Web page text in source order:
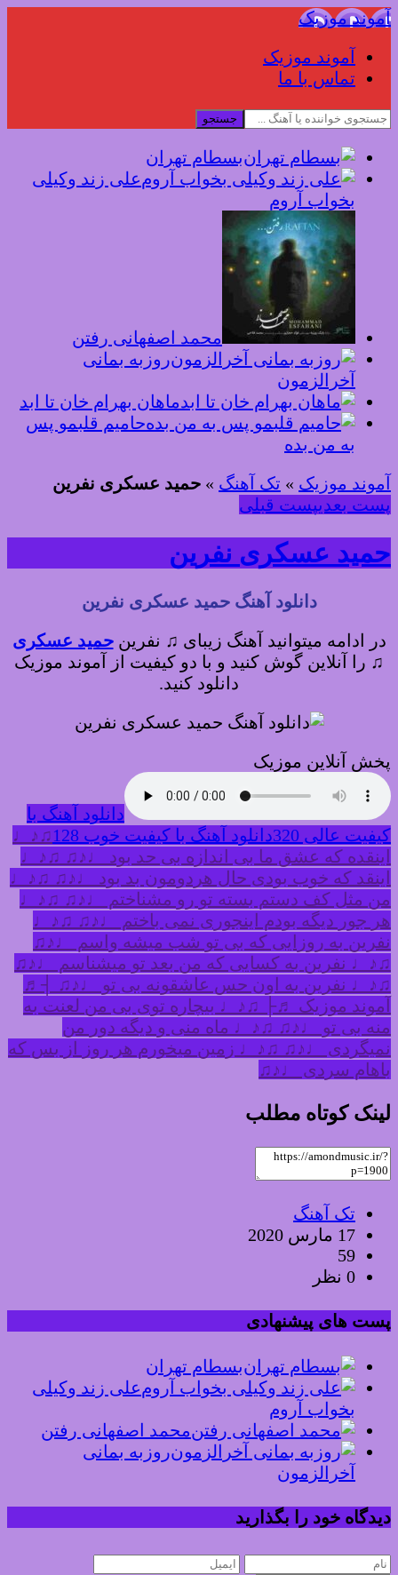
آموند موزیک
آموند موزیک
تماس با ما
جستجو
بسطام تهران
علی زند وکیلی
بخواب آروم
محمد اصفهانی رفتن
روزبه بمانی
آخرالزمون
ماهان بهرام خان تا ابد
حامیم قلبمو پس
به من بده
آموند موزیک » تک آهنگ » حمید عسکری نفرین
پست بعدیپست قبلی
حمید عسکری نفرین
دانلود آهنگ حمید عسکری نفرین
در ادامه میتوانید آهنگ زیبای ♫ نفرینحمید عسکری
♫ را آنلاین گوش کنید و با دو کیفیت از آموند موزیک
دانلود کنید.
پخش آنلاین موزیک
دانلود آهنگ با
کیفیت عالی 320
دانلود آهنگ با کیفیت خوب 128
♫♪♩
اینقده که عشق ما بی اندازه بی حد بود ♩♪♫ ♫♪♩
اینقد که خوب بودی حال هردومون بد بود ♩♪♫ ♫♪♩
من مثل کف دستم بسته تو رو مشناختم ♩♪♫ ♫♪♩
هر جور دیگه بودم اینجوری نمی باختم ♩♪♫ ♫♪♩
نفرین به روزایی که بی تو شب میشه واسم ♩♪♫
♫♪♩ نفرین به کسایی که من بعد تو میشناسم ♩♪♫
♫♪♩ نفرین به اون حس عاشقونه بی تو ♩♪♫ ┤♬
آموند موزیک ♬├ ♫♪♩ بیچاره توی بی من لعنت به
منه بی تو ♩♪♫ ♫♪♩ ماه منی و دیگه دور من
نمیگردی ♩♪♫ ♫♪♩ زمین میخورم هر روز از بس که
باهام سردی ♩♪♫
لینک کوتاه مطلب
تک آهنگ
17 مارس 2020
59
0 نظر
پست های پیشنهادی
بسطام تهران
علی زند وکیلی
بخواب آروم
محمد اصفهانی رفتن
روزبه بمانی
آخرالزمون
دیدگاه خود را بگذارید